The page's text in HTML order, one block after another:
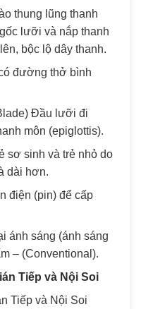
thung lũng thanh
lưỡi và nắp thanh
bộc lộ dây thanh.
đường thở bình
Đầu lưỡi đi
môn (epiglottis).
sơ sinh và trẻ nhỏ do
dài hơn.
điện (pin) để cấp
ánh sáng (ánh sáng
– (Conventional).
Tiếp và Nội Soi
Tiếp và Nội Soi